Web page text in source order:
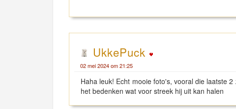
UkkePuck
02 mei 2024 om 21:25
Haha leuk! Echt mooie foto's, vooral die laatste
het bedenken wat voor streek hij uit kan halen